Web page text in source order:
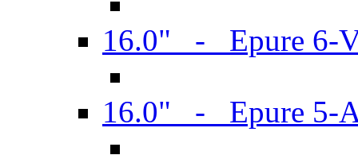
16.0" - Epure 6-
16.0" - Epure 5-